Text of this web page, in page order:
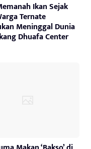
Ikan Sejak
Ternate
Meninggal Dunia
Dhuafa Center